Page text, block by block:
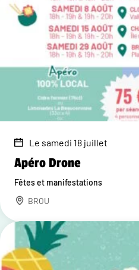
Le samedi 18 juillet
Apéro Drone
Fêtes et manifestations
BROU